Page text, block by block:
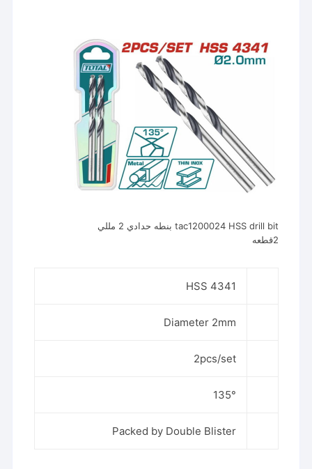
tac1200024 HSS drill bit بنطه حدادي 2 مللي
2قطعه
HSS 4341
Diameter 2mm
2pcs/set
135°
Packed by Double Blister